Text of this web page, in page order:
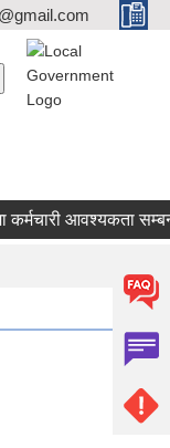
आवश्यकता